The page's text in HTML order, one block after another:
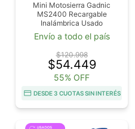
Mini Motosierra Gadnic
MS2400 Recargable
Inalámbrica Usado
Envío a todo el país
$120.998
$54.449
55% OFF
DESDE 3 CUOTAS SIN INTERÉS